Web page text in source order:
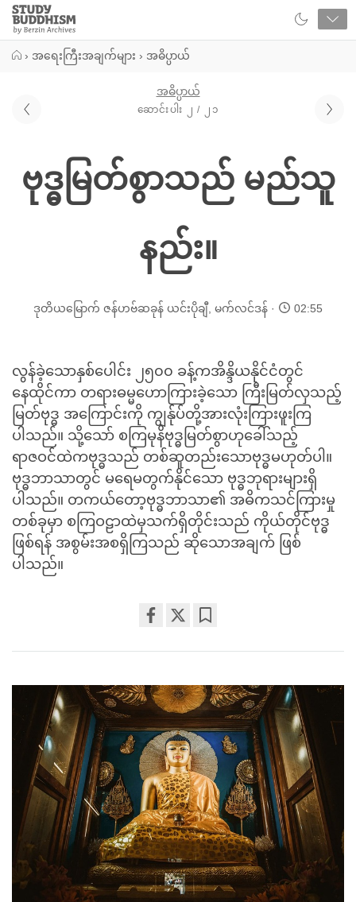
Close
Study
Buddhism
› အရေးကြီးအချက်များ › အဓိပ္ပာယ်
အဓိပ္ပာယ်
ဆောင်းပါး ၂ / ၂၁
ဗုဒ္ဓမြတ်စွာသည် မည်သူ
နည်း။
ဒုတိယမြောက် ဇန်ဟဗ်ဆခုန် ယင်းပိုချီ မက်လင်ဒန် 02:55
လွန်ခဲ့သောနှစ်ပေါင်း ၂၅၀၀ ခန့်ကအိန္ဒိယနိုင်ငံတွင်
နေထိုင်ကာ တရားဓမ္မဟောကြားခဲ့သော ကြီးမြတ်လှသည့်
မြတ်ဗုဒ္ဓ အကြောင်းကို ကျွန်ုပ်တို့အားလုံးကြားဖူးကြ
ပါသည်။ သို့သော် စကြမုနိဗုဒ္ဓမြတ်စွာဟုခေါ်သည့်
ရာဇဝင်ထဲကဗုဒ္ဓသည် တစ်ဆူတည်းသောဗုဒ္ဓမဟုတ်ပါ။
ဗုဒ္ဓဘာသာတွင် မရေမတွက်နိုင်သော ဗုဒ္ဓဘုရားများရှိ
ပါသည်။ တကယ်တော့ဗုဒ္ဓဘာသာ၏ အဓိကသင်ကြားမှု
တစ်ခုမှာ စကြဝဠာထဲမှသက်ရှိတိုင်းသည် ကိုယ်တိုင်ဗုဒ္ဓ
ဖြစ်ရန် အစွမ်းအစရှိကြသည် ဆိုသောအချက် ဖြစ်
ပါသည်။
on